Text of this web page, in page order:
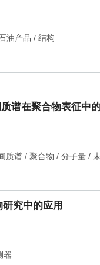
油产品 / 结构
谱在聚合物表征中
质谱 / 聚合物 / 分子量 /
究中的应用
器